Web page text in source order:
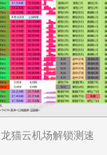
龙猫云机场解锁测速